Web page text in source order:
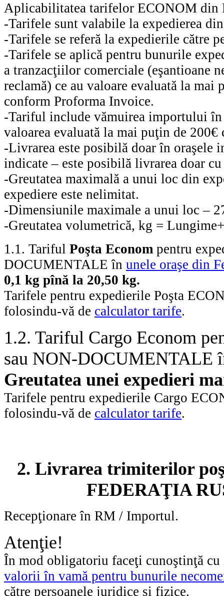
Aplicabilitatea tarifelor ECONOM din
-Tarifele sunt valabile la expedierea
-Tarifele se referă la expedierile către
-Tarifele se aplică pentru bunurile
a tranzacţiilor comerciale (eşantioane
reclamă) ce au valoare evaluată la
conform Proforma Invoice.
-Tariful include vămuirea importului
valoarea evaluată la mai puţin de
-Livrarea este posibilă doar în
indicate – este posibilă livrarea doar
-Greutatea maximală a unui loc din
expediere este nelimitat.
-Dimensiunile maximale a unui loc –
-Greutatea volumetrică, kg =
1.1. Tariful Poşta Econom pentru
DOCUMENTALE în unele oraşe din
0,1 kg pînă la 20,50 kg.
Tarifele pentru expedierile Poşta
folosindu-vă de calculator tarife.
1.2. Tariful Cargo Econom
sau NON-DOCUMENTALE
Greutatea unei expedieri
Tarifele pentru expedierile Cargo
folosindu-vă de calculator tarife.
2. Livrarea trimiterilor
FEDERAŢIA
Recepţionare în RM / Importul.
Atenţie!
În mod obligatoriu faceţi cunoştinţă
valorii în vamă pentru bunurile
către persoanele juridice şi fizice.